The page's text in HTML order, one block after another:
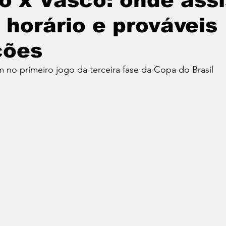
BRAGA Informe Coluna Nutricionista
horário e prováveis
no primeiro jogo da terceira fase da Copa do Brasil